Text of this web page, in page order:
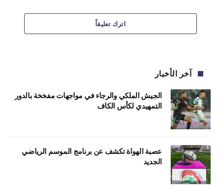
اترك تعليقاً
آخر الأخبار
الجيش الملكي والرجاء في مواجهات مفخخة بالدور
التمهيدي لكأس الكاف
عصبة الهواة تكشف عن برنامج الموسم الرياضي
الجديد